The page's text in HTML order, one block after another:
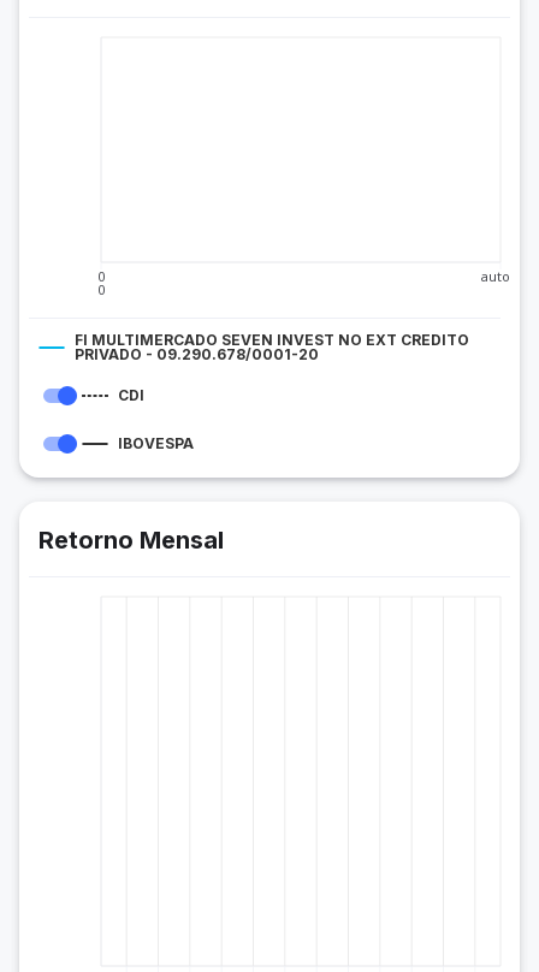
0
0
auto
FI MULTIMERCADO SEVEN INVEST NO EXT CREDITO
PRIVADO - 09.290.678/0001-20
CDI
IBOVESPA
Retorno Mensal